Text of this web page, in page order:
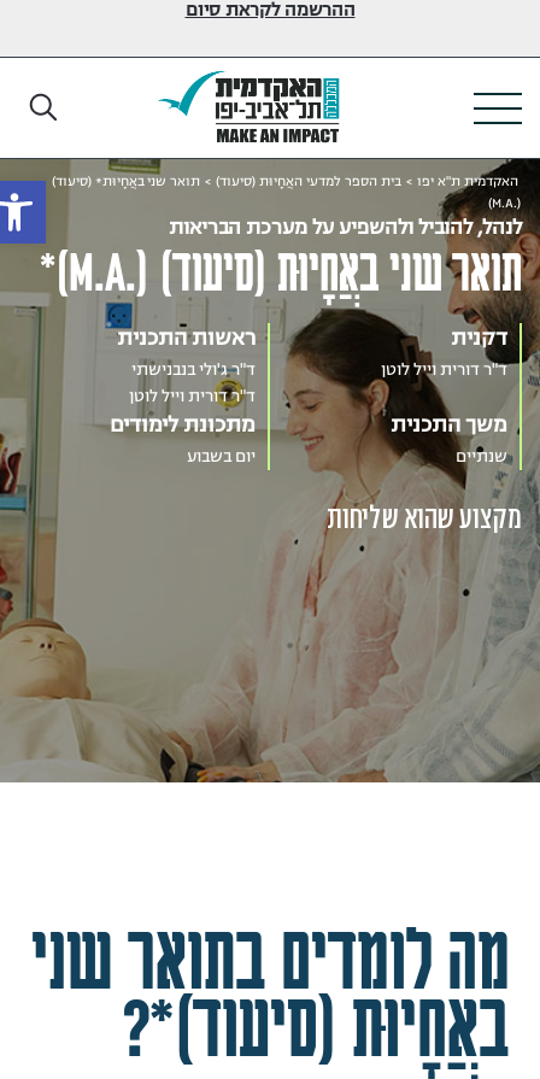
ההרשמה לקראת סיום
האקדמית ת"א יפו > בית הספר למדעי האֲחָיוּת (סיעוד) > תואר שני באֲחָיוּת* (סיעוד)
לנהל, להוביל ולהשפיע על מערכת הבריאות
תואר שני באֲחָיוּת (סיעוד) (.M.A)*
דקנית
ד"ר דורית וייל לוטן
ראשות התכנית
ד"ר ג'ולי בנבנישתי
ד"ר דורית וייל לוטן
משך התכנית
שנתיים
מתכונת לימודים
יום בשבוע
מקצוע שהוא שליחות
מה לומדים בתואר שני
באֲחָיוּת (סיעוד)*?